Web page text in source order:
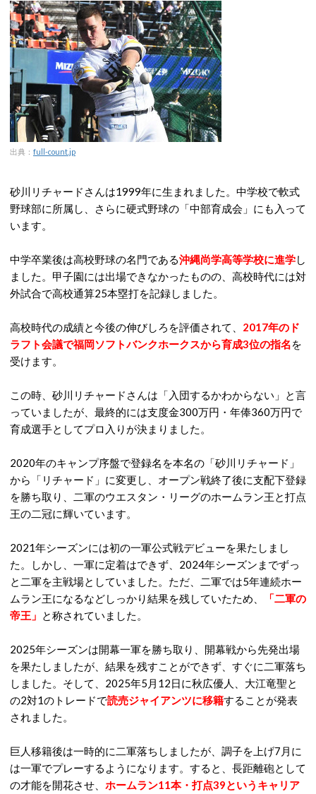
出典： full-count.jp
砂川リチャードさんは1999年に生まれました。中学校で軟式
野球部に所属し、さらに硬式野球の「中部育成会」にも入って
います。
中学卒業後は高校野球の名門である沖縄尚学高等学校に進学し
ました。甲子園には出場できなかったものの、高校時代には対
外試合で高校通算25本塁打を記録しました。
高校時代の成績と今後の伸びしろを評価されて、 2017年のド
ラフト会議で福岡ソフトバンクホークスから育成3位の指名を
受けます。
この時、砂川リチャードさんは「入団するかわからない」と言
っていましたが、最終的には支度金300万円・年俸360万円で
育成選手としてプロ入りが決まりました。
2020年のキャンプ序盤で登録名を本名の「砂川リチャード」
から「リチャード」に変更し、オープン戦終了後に支配下登録
を勝ち取り、二軍のウエスタン・リーグのホームラン王と打点
王の二冠に輝いています。
2021年シーズンには初の一軍公式戦デビューを果たしまし
た。しかし、一軍に定着はできず、2024年シーズンまでずっ
と二軍を主戦場としていました。ただ、二軍では5年連続ホー
ムラン王になるなどしっかり結果を残していたため、
「二軍の
帝王」 と称されていました。
2025年シーズンは開幕一軍を勝ち取り、開幕戦から先発出場
を果たしましたが、結果を残すことができず、すぐに二軍落ち
しました。そして、2025年5月12日に秋広優人、大江竜聖と
の2対1のトレードで読売ジャイアンツに移籍することが発表
されました。
巨人移籍後は一時的に二軍落ちしましたが、調子を上げ7月に
は一軍でプレーするようになります。すると、長距離砲として
の才能を開花させ、 ホームラン11本・打点39というキャリア